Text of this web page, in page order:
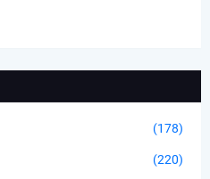
(178)
(220)